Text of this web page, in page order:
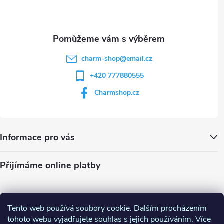
Tento web používá soubory cookie. Dalším procházením
tohoto webu vyjadřujete souhlas s jejich používáním. Více
charm-shop@email.cz
+420 777880555
Charmshop.cz
Informace pro vás
Přijímáme online platby